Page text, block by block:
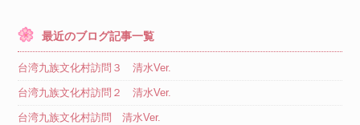
最近のブログ記事一覧
台湾九族文化村訪問３ 清水Ver.
台湾九族文化村訪問２ 清水Ver.
台湾九族文化村訪問 清水Ver.